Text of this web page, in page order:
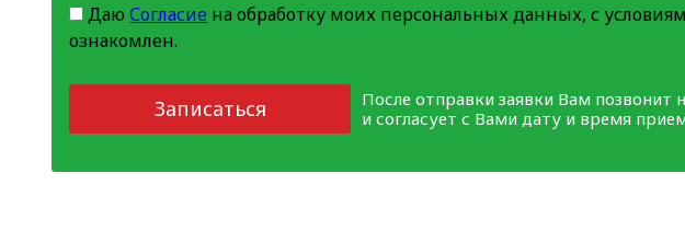
ДаюСогласие на обработку моих персональных данных, с
ознакомлен.
Записаться
После отправки заявки Вам
и согласует с Вами дату и время